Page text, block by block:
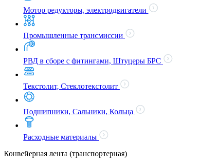
Мотор редукторы, электродвигатели
Промышленные трансмиссии
РВД в сборе с фитингами, Штуцеры БРС
Текстолит, Стеклотекстолит
Подшипники, Сальники, Кольца
Расходные материалы
Конвейерная лента (транспортерная)